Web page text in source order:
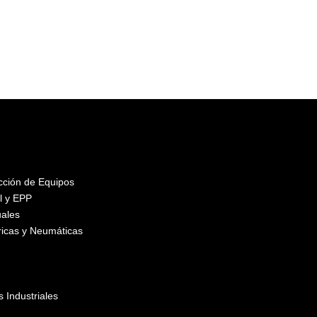
de Equipos
y EPP
y Neumáticas
Industriales